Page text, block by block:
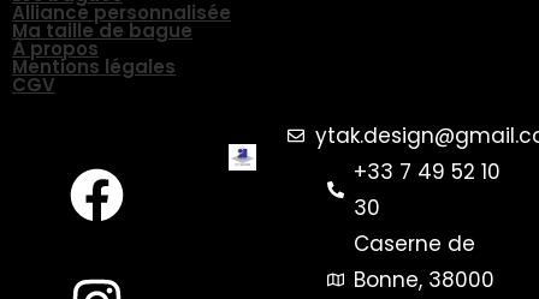
+33 7 49 52 10
30
Caserne de
Bonne, 38000
Alliance personnalisée
Ma taille de bague
À propos
Mentions légales
CGV